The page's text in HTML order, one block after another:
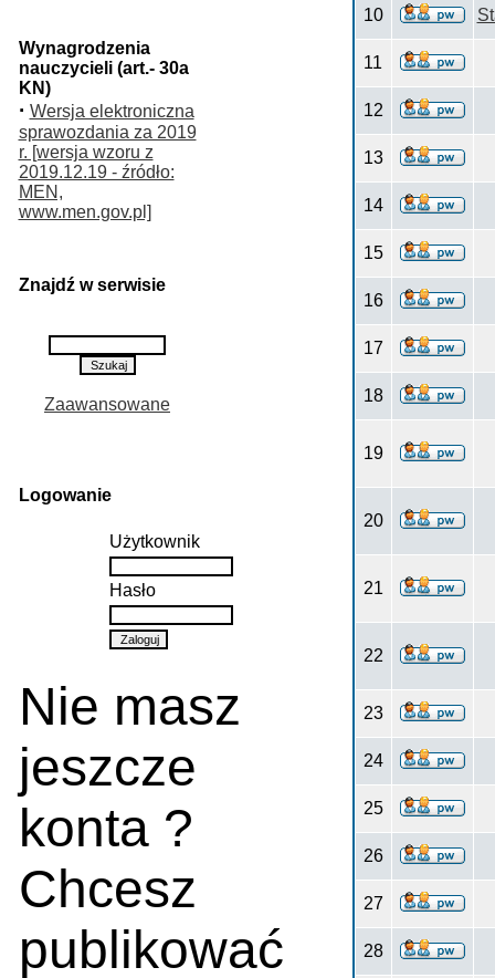
Wynagrodzenia
nauczycieli (art.- 30a
KN)
· Wersja elektroniczna
sprawozdania za 2019
r. [wersja wzoru z
2019.12.19 - źródło:
MEN,
www.men.gov.pl]
Znajdź w serwisie
Zaawansowane
Logowanie
Użytkownik
Hasło
Nie masz
jeszcze
konta ?
Chcesz
publikować
10
11
12
13
14
15
16
17
18
19
20
21
22
23
24
25
26
27
28